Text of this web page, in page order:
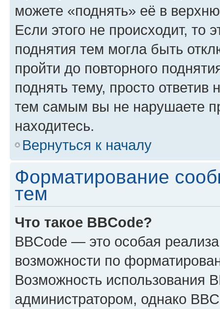
можете «поднять» её в
Если этого не происходит, то
поднятия тем могла быть
пройти до повторного
поднять тему, просто ответив
тем самым вы не нарушаете
находитесь.
Вернуться к началу
Форматирование
тем
Что такое BBCode?
BBCode — это особая
возможности по
Возможность использования
администратором, однако